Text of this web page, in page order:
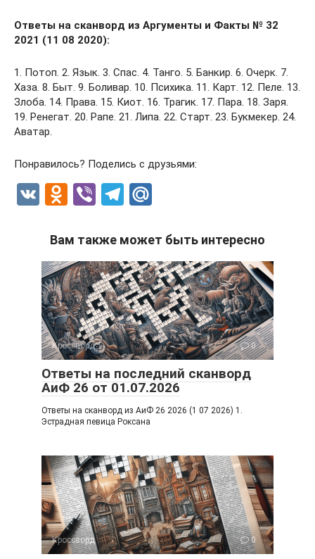
Ответы на сканворд из Аргументы и Факты № 32
2021 (11 08 2020):
1. Потоп. 2. Язык. 3. Спас. 4. Танго. 5. Банкир. 6. Очерк. 7.
Хаза. 8. Быт. 9. Боливар. 10. Психика. 11. Карт. 12. Пеле. 13.
Злоба. 14. Права. 15. Киот. 16. Трагик. 17. Пара. 18. Заря.
19. Ренегат. 20. Рапе. 21. Липа. 22. Старт. 23. Букмекер. 24.
Аватар.
Понравилось? Поделись с друзьями:
V
O
n
o
kl
a
ss
ni
ki
Vi
er
T
e
gr
a
m
.R
u
Вам также может быть интересно
Кроссворд 0
Ответы на последний сканворд
АиФ 26 от 01.07.2026
Ответы на сканворд из АиФ 26 2026 (1 07 2026) 1.
Эстрадная певица Роксана
Кроссворд 0